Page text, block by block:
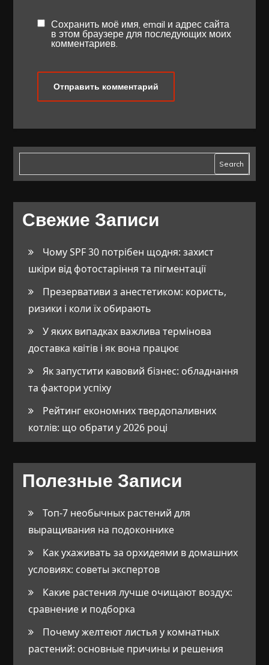
Сохранить моё имя, email и адрес сайта
в этом браузере для последующих моих
комментариев.
Search
Свежие Записи
Чому SPF 30 потрібен щодня: захист
шкіри від фотостаріння та пігментації
Презервативи з анестетиком: користь,
ризики і коли їх обирають
У яких випадках важлива термінова
доставка квітів і як вона працює
Як запустити кавовий бізнес: обладнання
та фактори успіху
Рейтинг економних твердопаливних
котлів: що обрати у 2026 році
Полезные Записи
Топ-7 необычных растений для
выращивания на подоконнике
Как ухаживать за орхидеями в домашних
условиях: советы экспертов
Какие растения лучше очищают воздух:
сравнение и подборка
Почему желтеют листья у комнатных
растений: основные причины и решения